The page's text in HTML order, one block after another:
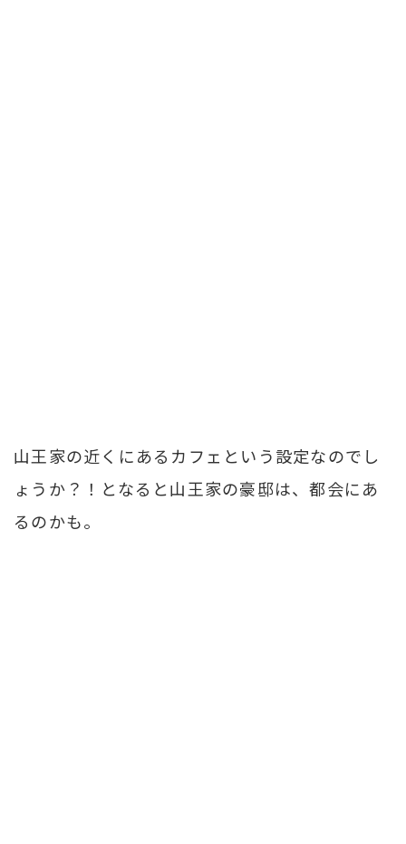
山王家の近くにあるカフェという設定なのでし
ょうか？！となると山王家の豪邸は、都会にあ
るのかも。